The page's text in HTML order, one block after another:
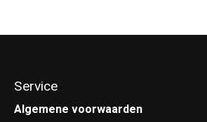
Service
Algemene voorwaarden